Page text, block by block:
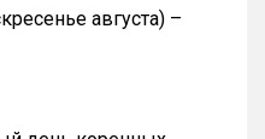
августа) –